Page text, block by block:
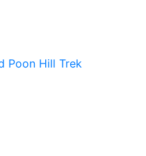
Poon Hill Trek